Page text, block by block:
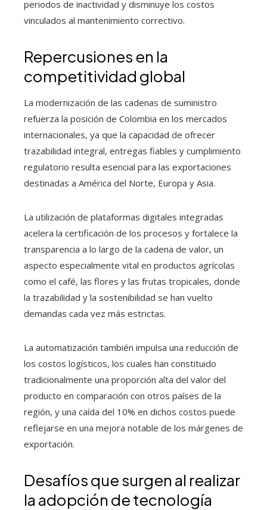
periodos de inactividad y disminuye los costos
vinculados al mantenimiento correctivo.
Repercusiones en la
competitividad global
La modernización de las cadenas de suministro
refuerza la posición de Colombia en los mercados
internacionales, ya que la capacidad de ofrecer
trazabilidad integral, entregas fiables y cumplimiento
regulatorio resulta esencial para las exportaciones
destinadas a América del Norte, Europa y Asia.
La utilización de plataformas digitales integradas
acelera la certificación de los procesos y fortalece la
transparencia a lo largo de la cadena de valor, un
aspecto especialmente vital en productos agrícolas
como el café, las flores y las frutas tropicales, donde
la trazabilidad y la sostenibilidad se han vuelto
demandas cada vez más estrictas.
La automatización también impulsa una reducción de
los costos logísticos, los cuales han constituido
tradicionalmente una proporción alta del valor del
producto en comparación con otros países de la
región, y una caída del 10% en dichos costos puede
reflejarse en una mejora notable de los márgenes de
exportación.
Desafíos que surgen al realizar
la adopción de tecnología